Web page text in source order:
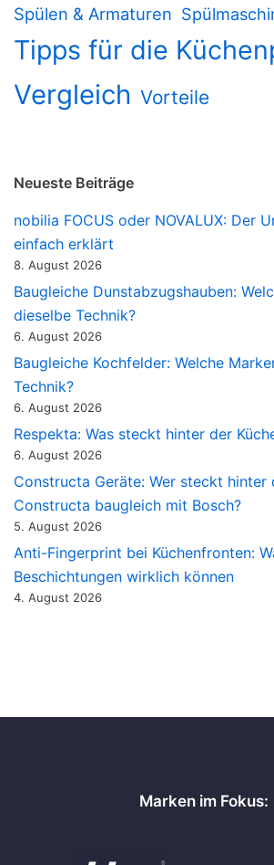
Spülen & Armaturen
Tipps für die
Vergleich Vorteile
Neueste Beiträge
nobilia FOCUS oder NOVALUX: Der
einfach erklärt
8. August 2026
Baugleiche Dunstabzugshauben:
dieselbe Technik?
6. August 2026
Baugleiche Kochfelder: Welche
Technik?
6. August 2026
Respekta: Was steckt hinter der
6. August 2026
Constructa Geräte: Wer steckt hinter
Constructa baugleich mit Bosch?
5. August 2026
Anti-Fingerprint bei Küchenfronten:
Beschichtungen wirklich können
4. August 2026
Marken im Fokus: